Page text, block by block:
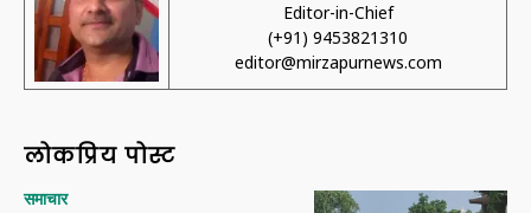
Editor-in-Chief
(+91) 9453821310
editor@mirzapurnews.com
लोकप्रिय पोस्ट
समाचार